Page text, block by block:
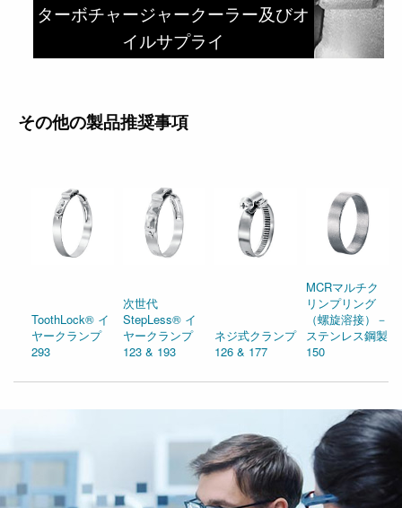
ターボチャージャークーラー及びオ
イルサプライ
その他の製品推奨事項
ToothLock® イ
ヤークランプ
293
次世代
StepLess® イ
ヤークランプ
123 & 193
ネジ式クランプ
126 & 177
MCRマルチク
リンプリング
（螺旋溶接）－
ステンレス鋼製
150